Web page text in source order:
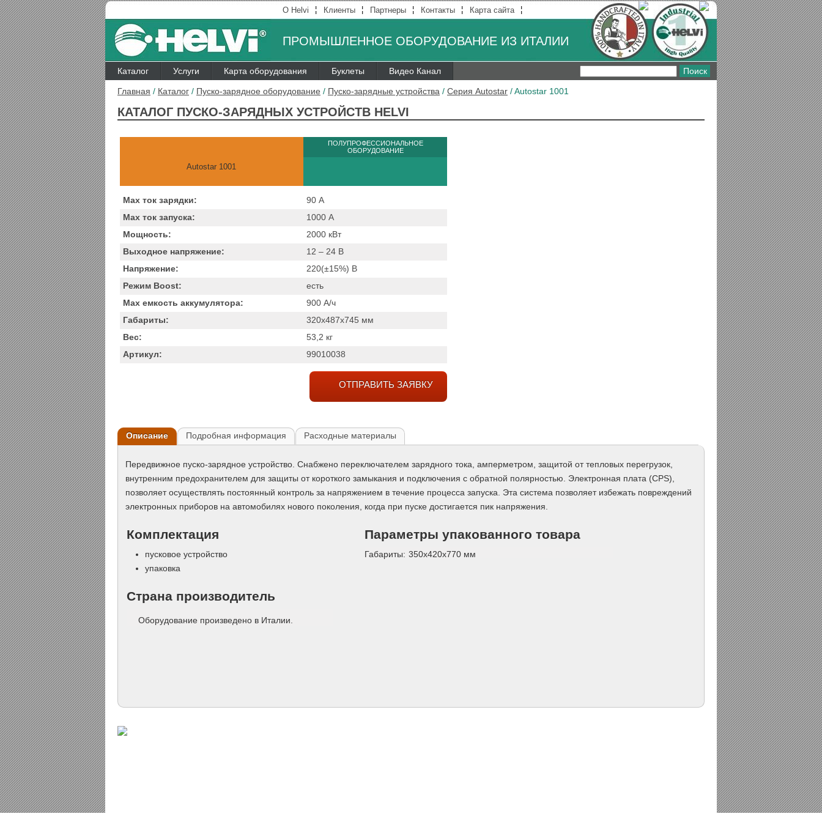
О Helvi ¦ Клиенты ¦ Партнеры ¦ Контакты ¦ Карта сайта ¦
ПРОМЫШЛЕННОЕ ОБОРУДОВАНИЕ ИЗ ИТАЛИИ
Каталог Услуги Карта оборудования Буклеты Видео Канал
Главная / Каталог / Пуско-зарядное оборудование / Пуско-зарядные устройства / Серия Autostar /Autostar 1001
КАТАЛОГ ПУСКО-ЗАРЯДНЫХ УСТРОЙСТВ HELVI
Autostar 1001
ПОЛУПРОФЕССИОНАЛЬНОЕ
ОБОРУДОВАНИЕ
Max ток зарядки: 90 А
Max ток запуска:
1000 А
Мощность:
2000 кВт
Выходное напряжение:
12 – 24 B
Напряжение:
220(±15%) B
Режим Boost:
есть
Max емкость аккумулятора:
900 А/ч
Габариты:
320x487x745 мм
Вес:
53,2 кг
Артикул:
99010038
ОТПРАВИТЬ ЗАЯВКУ
Описание Подробная информация Расходные материалы
Передвижное пуско-зарядное устройство. Снабжено переключателем зарядного тока, амперметром, защитой от тепловых перегрузок,
внутренним предохранителем для защиты от короткого замыкания и подключения с обратной полярностью. Электронная плата (CPS),
позволяет осуществлять постоянный контроль за напряжением в течение процесса запуска. Эта система позволяет избежать повреждений
электронных приборов на автомобилях нового поколения, когда при пуске достигается пик напряжения.
Комплектация
пусковое устройство
упаковка
Параметры упакованного товара
Габариты: 350x420x770 мм
Страна производитель
Оборудование произведено в Италии.